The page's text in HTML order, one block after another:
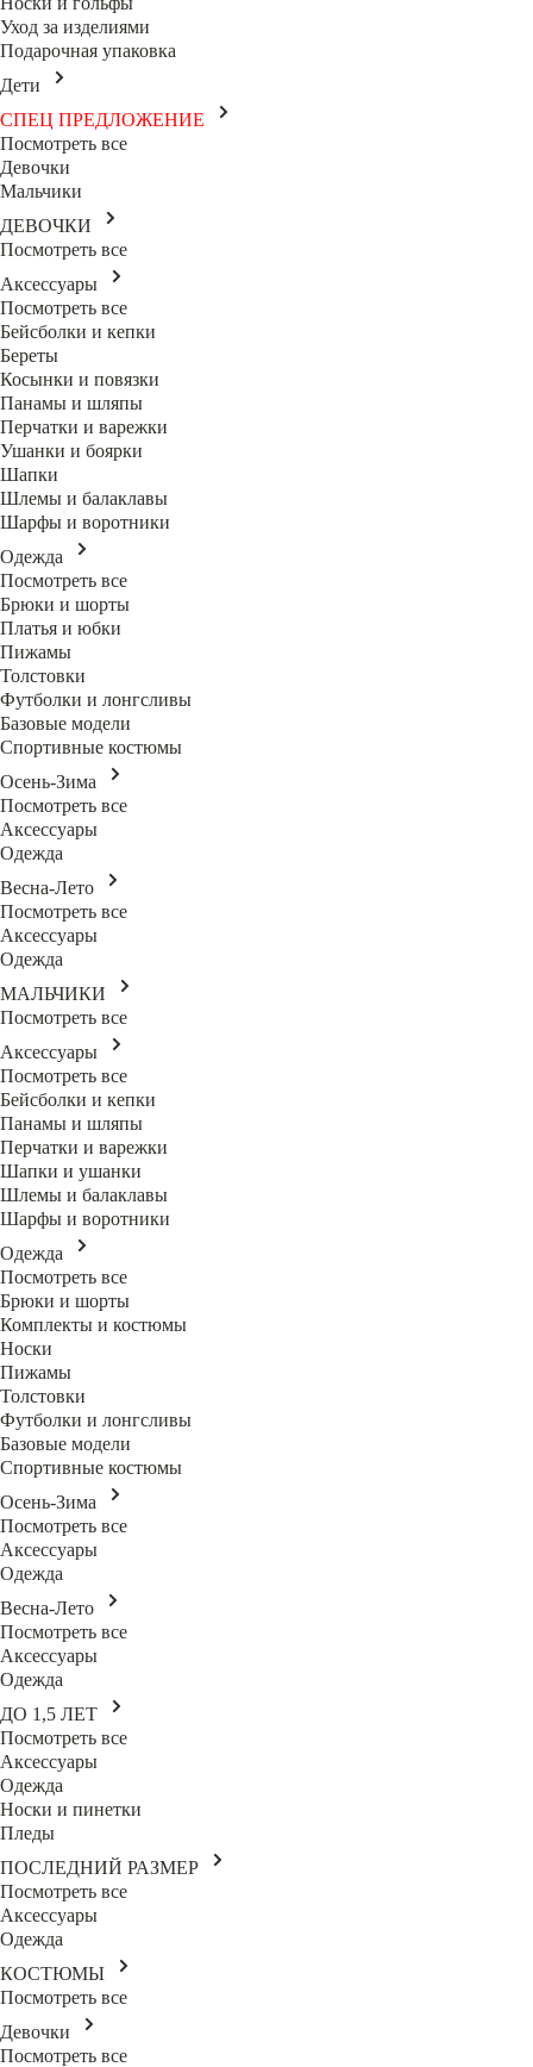
Уход за изделиями
Подарочная упаковка
Дети
СПЕЦ ПРЕДЛОЖЕНИЕ
Посмотреть все
Девочки
Мальчики
ДЕВОЧКИ
Посмотреть все
Аксессуары
Посмотреть все
Бейсболки и кепки
Береты
Косынки и повязки
Панамы и шляпы
Перчатки и варежки
Ушанки и боярки
Шапки
Шлемы и балаклавы
Шарфы и воротники
Одежда
Посмотреть все
Брюки и шорты
Платья и юбки
Пижамы
Толстовки
Футболки и лонгсливы
Базовые модели
Спортивные костюмы
Осень-Зима
Посмотреть все
Аксессуары
Одежда
Весна-Лето
Посмотреть все
Аксессуары
Одежда
МАЛЬЧИКИ
Посмотреть все
Аксессуары
Посмотреть все
Бейсболки и кепки
Панамы и шляпы
Перчатки и варежки
Шапки и ушанки
Шлемы и балаклавы
Шарфы и воротники
Одежда
Посмотреть все
Брюки и шорты
Комплекты и костюмы
Носки
Пижамы
Толстовки
Футболки и лонгсливы
Базовые модели
Спортивные костюмы
Осень-Зима
Посмотреть все
Аксессуары
Одежда
Весна-Лето
Посмотреть все
Аксессуары
Одежда
ДО 1,5 ЛЕТ
Посмотреть все
Аксессуары
Одежда
Носки и пинетки
Пледы
ПОСЛЕДНИЙ РАЗМЕР
Посмотреть все
Аксессуары
Одежда
КОСТЮМЫ
Посмотреть все
Девочки
Посмотреть все